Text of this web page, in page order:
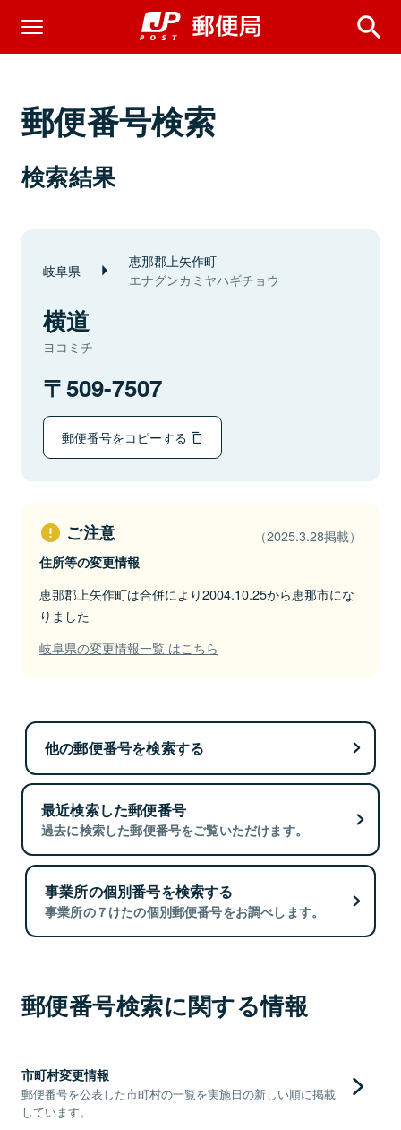
郵便番号検索
検索結果
岐阜県 恵那郡上矢作町
エナグンカミヤハギチョウ
横道
ヨコミチ
509-7507
郵便番号をコピーする
ご注意 （2025.3.28掲載）
住所等の変更情報
恵那郡上矢作町は合併により2004.10.25から恵那市にな
りました
岐阜県の変更情報一覧 はこちら
他の郵便番号を検索する
最近検索した郵便番号
過去に検索した郵便番号をご覧いただけます。
事業所の個別番号を検索する
事業所の７けたの個別郵便番号をお調べします。
郵便番号検索に関する情報
市町村変更情報
郵便番号を公表した市町村の一覧を実施日の新しい順に掲載
しています。